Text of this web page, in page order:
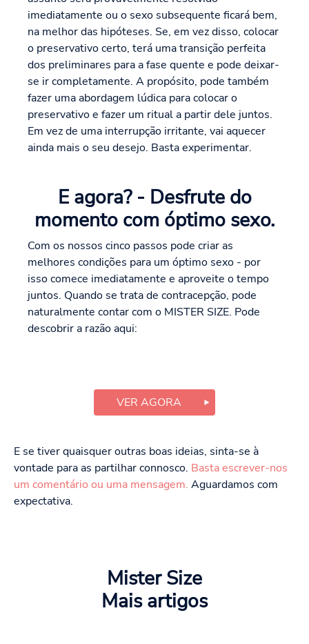
imediatamente ou o sexo subsequente ficará bem,
na melhor das hipóteses. Se, em vez disso, colocar
o preservativo certo, terá uma transição perfeita
dos preliminares para a fase quente e pode deixar-
se ir completamente. A propósito, pode também
fazer uma abordagem lúdica para colocar o
preservativo e fazer um ritual a partir dele juntos.
Em vez de uma interrupção irritante, vai aquecer
ainda mais o seu desejo. Basta experimentar.
E agora? - Desfrute do
momento com óptimo sexo.
Com os nossos cinco passos pode criar as
melhores condições para um óptimo sexo - por
isso comece imediatamente e aproveite o tempo
juntos. Quando se trata de contracepção, pode
naturalmente contar com o MISTER SIZE. Pode
descobrir a razão aqui:
VER AGORA
E se tiver quaisquer outras boas ideias, sinta-se à
vontade para as partilhar connosco. Basta escrever-nos
um comentário ou uma mensagem. Aguardamos com
expectativa.
Mister Size
Mais artigos